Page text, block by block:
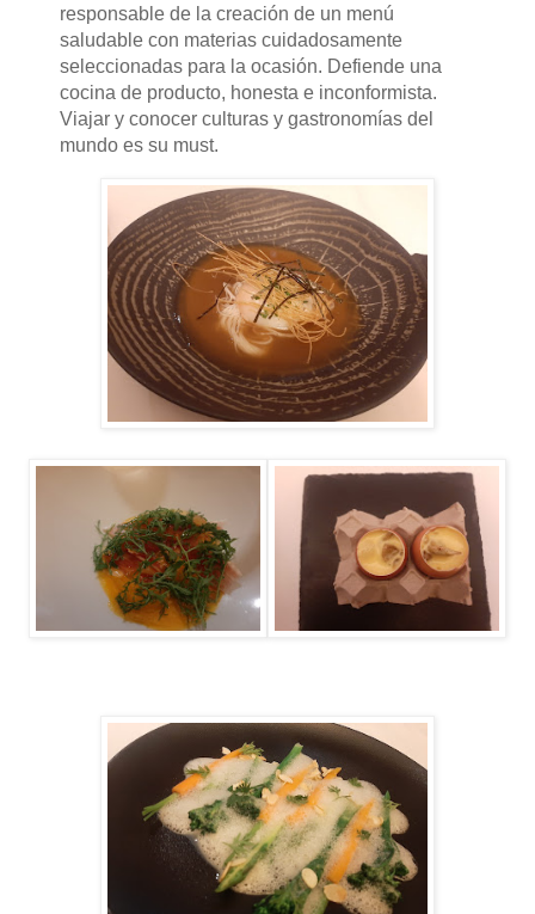
responsable de la creación de un menú
saludable con materias cuidadosamente
seleccionadas para la ocasión. Defiende una
cocina de producto, honesta e inconformista.
Viajar y conocer culturas y gastronomías del
mundo es su must.